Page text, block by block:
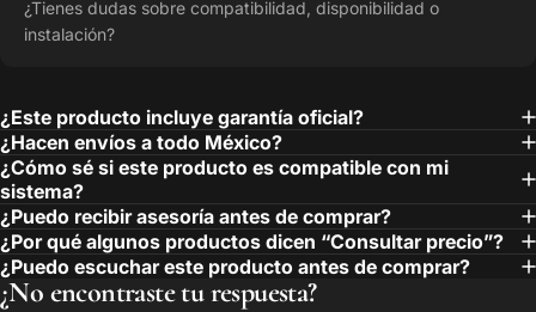
¿Tienes dudas sobre compatibilidad, disponibilidad o
instalación?
¿Este producto incluye garantía oficial?
¿Hacen envíos a todo México?
¿Cómo sé si este producto es compatible con mi
sistema?
¿Puedo recibir asesoría antes de comprar?
¿Por qué algunos productos dicen “Consultar precio”?
¿Puedo escuchar este producto antes de comprar?
¿No encontraste tu respuesta?